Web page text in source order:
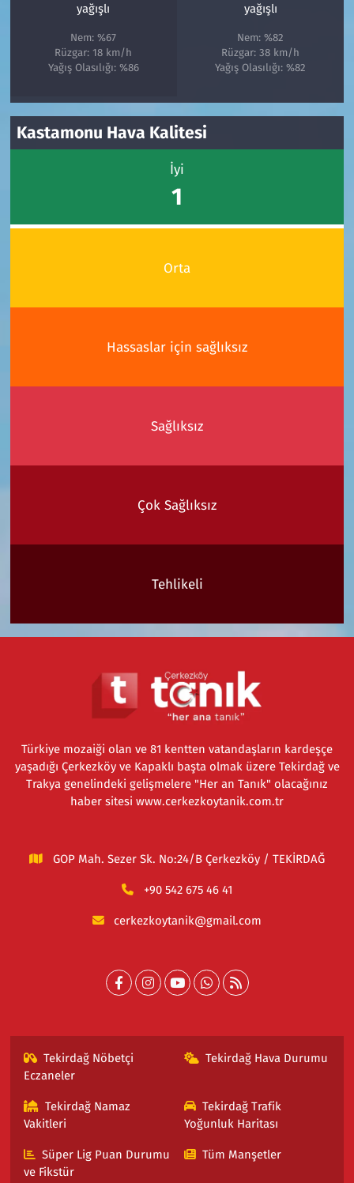
yağışlı
Nem: %67
Rüzgar: 18 km/h
Yağış Olasılığı: %86
yağışlı
Nem: %82
Rüzgar: 38 km/h
Yağış Olasılığı: %82
Kastamonu Hava Kalitesi
İyi
1
Orta
Hassaslar için sağlıksız
Sağlıksız
Çok Sağlıksız
Tehlikeli
Türkiye mozaiği olan ve 81 kentten vatandaşların kardeşçe
yaşadığı Çerkezköy ve Kapaklı başta olmak üzere Tekirdağ ve
Trakya genelindeki gelişmelere "Her an Tanık" olacağınız
haber sitesi www.cerkezkoytanik.com.tr
GOP Mah. Sezer Sk. No:24/B Çerkezköy / TEKİRDAĞ
+90 542 675 46 41
cerkezkoytanik@gmail.com
Tekirdağ Nöbetçi
Eczaneler
Tekirdağ Hava Durumu
Tekirdağ Namaz
Vakitleri
Tekirdağ Trafik
Yoğunluk Haritası
Süper Lig Puan Durumu
ve Fikstür
Tüm Manşetler